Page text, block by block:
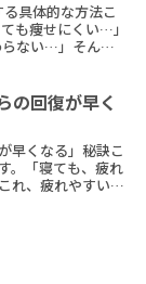
具体的な方法こ
も痩せにくい…」
らない…」そんな
の回復が早く
早くなる」秘訣こ
。「寝ても、疲れ
れ、疲れやすい人